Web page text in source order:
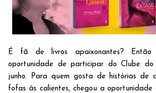
É fã de livros apaixonantes?
oportunidade de participar do Clube
junho. Para quem gosta de histórias de
fofas às calientes, chegou a